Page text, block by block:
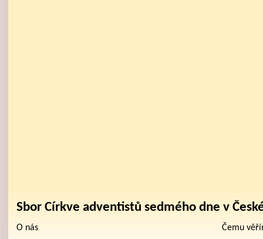
Sbor Církve adventistů sedmého dne v
O nás
Čemu